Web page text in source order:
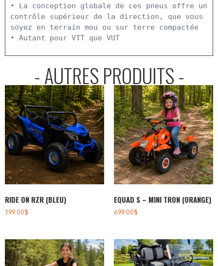
• La conception globale de ces pneus offre un
contrôle supérieur de la direction, que vous
soyez en terrain mou ou sur terre compactée
• Autant pour VTT que VUT
- AUTRES PRODUITS -
RIDE ON RZR (BLEU)
799.00$
EQUAD S – MINI TRON (ORANGE)
699.00$